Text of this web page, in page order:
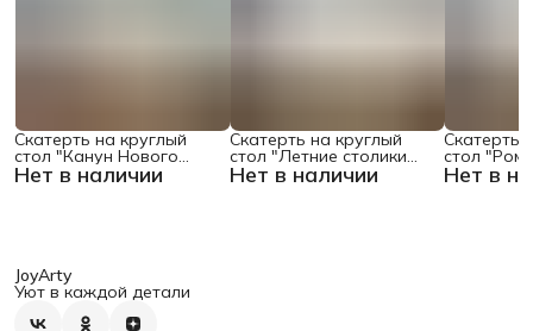
Нет в наличии
Скатерть на круглый
стол "Канун Нового
Года", 150х150 , серия Нет в наличии
Скатерть на круглый
стол "Летние столики
кафе", 150х150 Нет в
Скатерть
стол
поляне",
JoyArty
Уют в каждой детали